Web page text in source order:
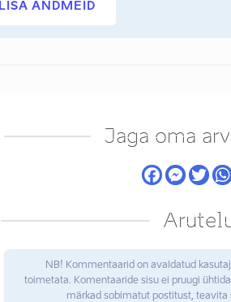
LISA ANDMEID
Jaga oma
NB! Kommentaarid on avaldatud
toimetata. Komentaaride sisu ei pruugi
märkad sobimatut postitust, teavita